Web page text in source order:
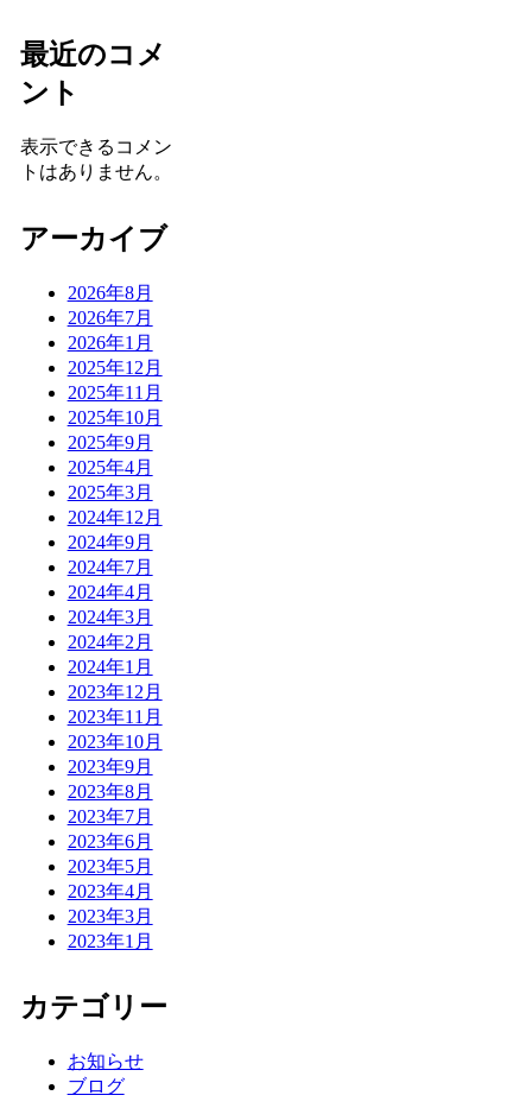
最近のコメ
ント
表示できるコメン
トはありません。
アーカイブ
2026年8月
2026年7月
2026年1月
2025年12月
2025年11月
2025年10月
2025年9月
2025年4月
2025年3月
2024年12月
2024年9月
2024年7月
2024年4月
2024年3月
2024年2月
2024年1月
2023年12月
2023年11月
2023年10月
2023年9月
2023年8月
2023年7月
2023年6月
2023年5月
2023年4月
2023年3月
2023年1月
カテゴリー
お知らせ
ブログ